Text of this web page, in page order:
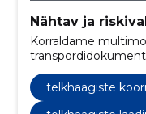
Nähtav ja
Korraldame
riske, kiirendame
nähtavuse
telkhaagiste